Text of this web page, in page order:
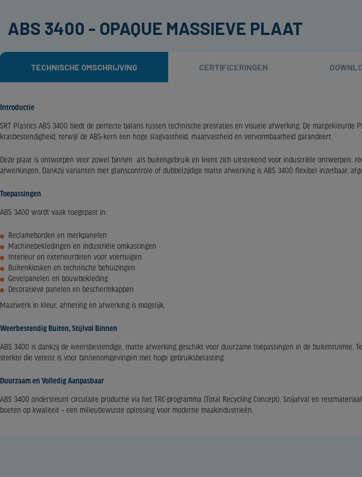
ABS 3400 - OPAQUE MASSIEVE PLAAT
TECHNISCHE OMSCHRIJVING CERTIFICERINGEN
Introductie
SRT Plastics ABS 3400 biedt de perfecte balans tussen technische prestaties en visuele afwerking. De matgekleurde
krasbestendigheid, terwijl de ABS-kern een hoge slagvastheid, maatvastheid en vervormbaarheid garandeert.
Deze plaat is ontworpen voor zowel binnen als buitengebruik en leent zich uitstekend voor industriële ontwerpen,
afwerkingen. Dankzij varianten met glanscontrole of dubbelzijdige matte afwerking is ABS 3400 flexibel inzetbaar,
Toepassingen
ABS 3400 wordt vaak toegepast in:
Reclameborden en merkpanelen
Machinebekledingen en industriële omkastingen
Interieur en exterieurdelen voor voertuigen
Buitenkiosken en technische behuizingen
Gevelpanelen en bouwbekleding
Decoratieve panelen en beschermkappen
Maatwerk in kleur, afmeting en afwerking is mogelijk.
Weerbestendig Buiten, Stijlvol Binnen
ABS 3400 is dankzij de weersbestendige, matte afwerking geschikt voor duurzame toepassingen in de buitenruimte.
sterkte die vereist is voor binnenomgevingen met hoge gebruiksbelasting.
Duurzaam en Volledig Aanpasbaar
ABS 3400 ondersteunt circulaire productie via het TRC-programma (Total Recycling Concept). Snijafval en
boeten op kwaliteit – een milieubewuste oplossing voor moderne maakindustrieën.